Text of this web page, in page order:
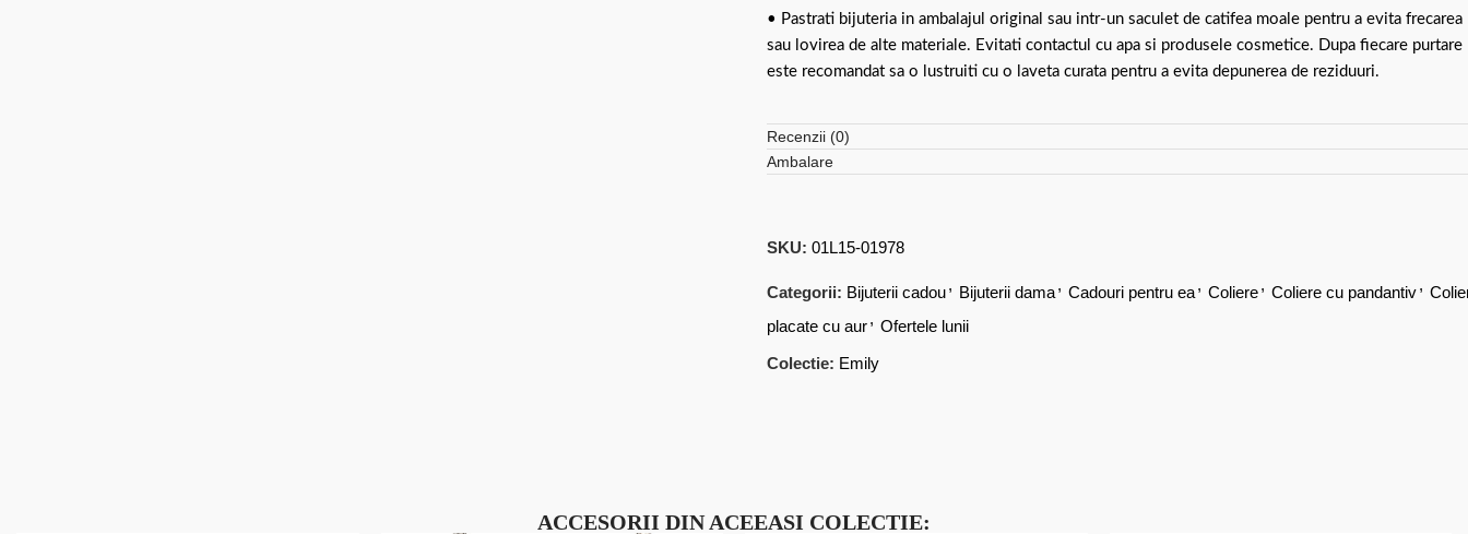
• Pastrati bijuteria in ambalajul original sau intr-un saculet de catifea moale pentru a evita frecarea
sau lovirea de alte materiale. Evitati contactul cu apa si produsele cosmetice. Dupa fiecare purtare
este recomandat sa o lustruiti cu o laveta curata pentru a evita depunerea de reziduuri.
Recenzii (0)
Ambalare
SKU: 01L15-01978
Categorii: Bijuterii cadou, Bijuterii dama, Cadouri pentru ea, Coliere, Coliere cu pandantiv,
placate cu aur, Ofertele lunii
Colectie: Emily
ACCESORII DIN ACEEASI COLECTIE: